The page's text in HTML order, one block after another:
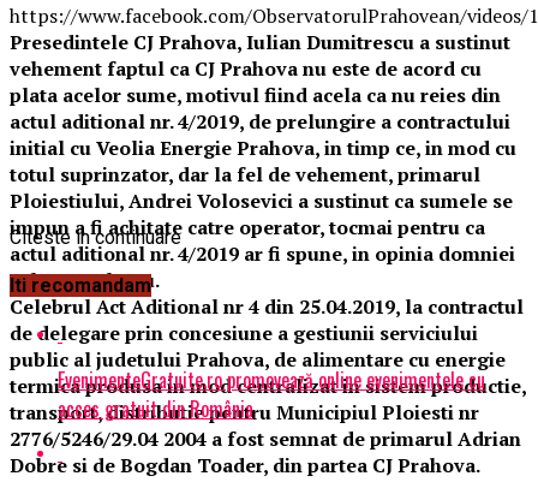
https://www.facebook.com/ObservatorulPrahovean/videos/
Presedintele CJ Prahova, Iulian Dumitrescu a sustinut
vehement faptul ca CJ Prahova nu este de acord cu
plata acelor sume, motivul fiind acela ca nu reies din
actul aditional nr. 4/2019, de prelungire a contractului
initial cu Veolia Energie Prahova, in timp ce, in mod cu
totul suprinzator, dar la fel de vehement, primarul
Ploiestiului, Andrei Volosevici a sustinut ca sumele se
impun a fi achitate catre operator, tocmai pentru ca
actul aditional nr. 4/2019 ar fi spune, in opinia domniei
sale acest lucru.
Celebrul Act Aditional nr 4 din 25.04.2019, la contractul
de delegare prin concesiune a gestiunii serviciului
public al judetului Prahova, de alimentare cu energie
termica produsa in mod centralizat in sistem productie,
transport, distributie pentru Municipiul Ploiesti nr
2776/5246/29.04 2004 a fost semnat de primarul Adrian
Dobre si de Bogdan Toader, din partea CJ Prahova.
Citeste in continuare
Iti recomandam
EvenimenteGratuite.ro promovează online evenimentele cu
acces gratuit din România